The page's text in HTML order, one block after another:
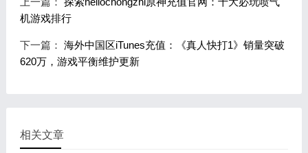
机游戏排行
下一篇： 海外中国区iTunes充值：《真人快打1》销量突破
620万，游戏平衡维护更新
相关文章